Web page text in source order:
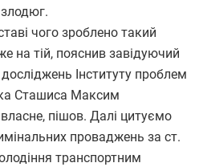
злодюг.
чого зроблено такий
на тій, пояснив завідуючий
Інституту проблем
Сташиса Максим
пішов. Далі цитуємо
проваджень за ст.
транспортним